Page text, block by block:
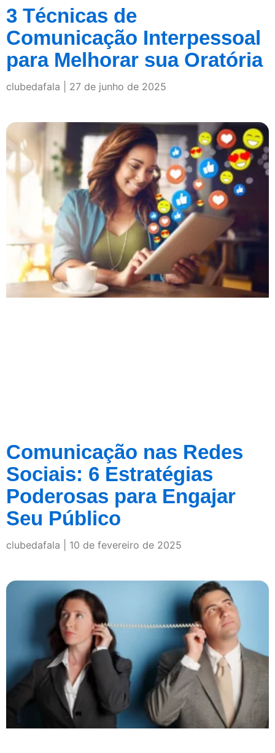
3 Técnicas de
Comunicação Interpessoal
para Melhorar sua Oratória
clubedafala 27 de junho de 2025
Comunicação nas Redes
Sociais: 6 Estratégias
Poderosas para Engajar
Seu Público
clubedafala 10 de fevereiro de 2025